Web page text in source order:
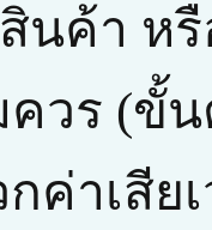
นค้า ห
วร (ขั้
ค่าเสีย